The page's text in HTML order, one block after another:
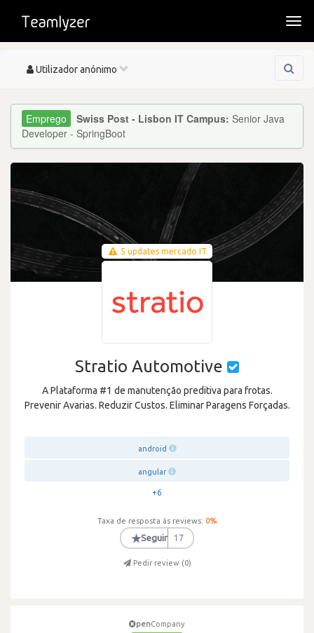
Toggle
Utilizador anónimo
Swiss Post - Lisbon IT Campus: Senior Java
Developer - SpringBoot
5 updates mercado IT
Stratio Automotive
A Plataforma #1 de manutenção preditiva para frotas.
Prevenir Avarias. Reduzir Custos. Eliminar Paragens Forçadas.
android
angular
+6
Taxa de resposta às reviews: 0%
★Seguir 17
Pedir review (0)
penCompany